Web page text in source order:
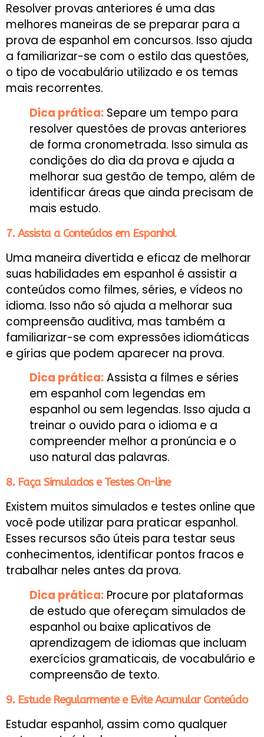
Resolver provas anteriores é uma das
melhores maneiras de se preparar para a
prova de espanhol em concursos. Isso ajuda
a familiarizar-se com o estilo das questões,
o tipo de vocabulário utilizado e os temas
mais recorrentes.
Dica prática: Separe um tempo para
resolver questões de provas anteriores
de forma cronometrada. Isso simula as
condições do dia da prova e ajuda a
melhorar sua gestão de tempo, além de
identificar áreas que ainda precisam de
mais estudo.
7. Assista a Conteúdos em Espanhol
Uma maneira divertida e eficaz de melhorar
suas habilidades em espanhol é assistir a
conteúdos como filmes, séries, e vídeos no
idioma. Isso não só ajuda a melhorar sua
compreensão auditiva, mas também a
familiarizar-se com expressões idiomáticas
e gírias que podem aparecer na prova.
Dica prática:Assista a filmes e séries
em espanhol com legendas em
espanhol ou sem legendas. Isso ajuda a
treinar o ouvido para o idioma e a
compreender melhor a pronúncia e o
uso natural das palavras.
8. Faça Simulados e Testes On-line
Existem muitos simulados e testes online que
você pode utilizar para praticar espanhol.
Esses recursos são úteis para testar seus
conhecimentos, identificar pontos fracos e
trabalhar neles antes da prova.
Dica prática: Procure por plataformas
de estudo que ofereçam simulados de
espanhol ou baixe aplicativos de
aprendizagem de idiomas que incluam
exercícios gramaticais, de vocabulário e
compreensão de texto.
9. Estude Regularmente e Evite Acumular Conteúdo
Estudar espanhol, assim como qualquer